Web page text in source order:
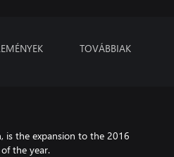
TOVÁBBIAK
is the expansion to the 2016
the year.